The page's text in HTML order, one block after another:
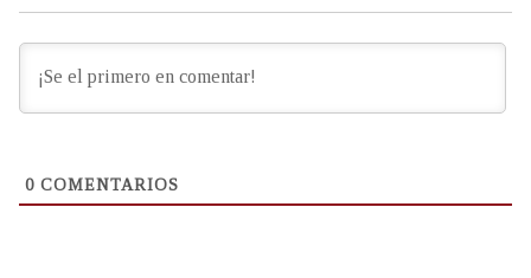
0 COMENTARIOS